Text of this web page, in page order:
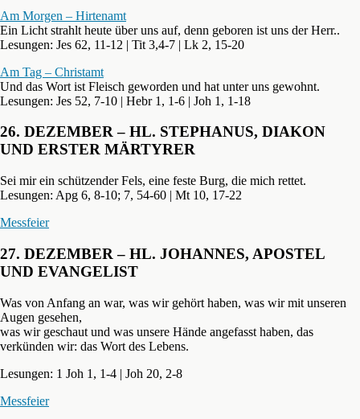
Am Morgen – Hirtenamt
Ein Licht strahlt heute über uns auf, denn geboren ist uns der Herr..
Lesungen: Jes 62, 11-12 | Tit 3,4-7 | Lk 2, 15-20
Am Tag – Christamt
Und das Wort ist Fleisch geworden und hat unter uns gewohnt.
Lesungen: Jes 52, 7-10 | Hebr 1, 1-6 | Joh 1, 1-18
26. DEZEMBER – HL. STEPHANUS, DIAKON
UND ERSTER MÄRTYRER
Sei mir ein schützender Fels, eine feste Burg, die mich rettet.
Lesungen: Apg 6, 8-10; 7, 54-60 | Mt 10, 17-22
Messfeier
27. DEZEMBER – HL. JOHANNES, APOSTEL
UND EVANGELIST
Was von Anfang an war, was wir gehört haben, was wir mit unseren
Augen gesehen,
was wir geschaut und was unsere Hände angefasst haben, das
verkünden wir: das Wort des Lebens.
Lesungen: 1 Joh 1, 1-4 | Joh 20, 2-8
Messfeier